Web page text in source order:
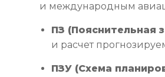
и международным
ПЗ (Пояснительная
и расчет
ПЗУ (Схема